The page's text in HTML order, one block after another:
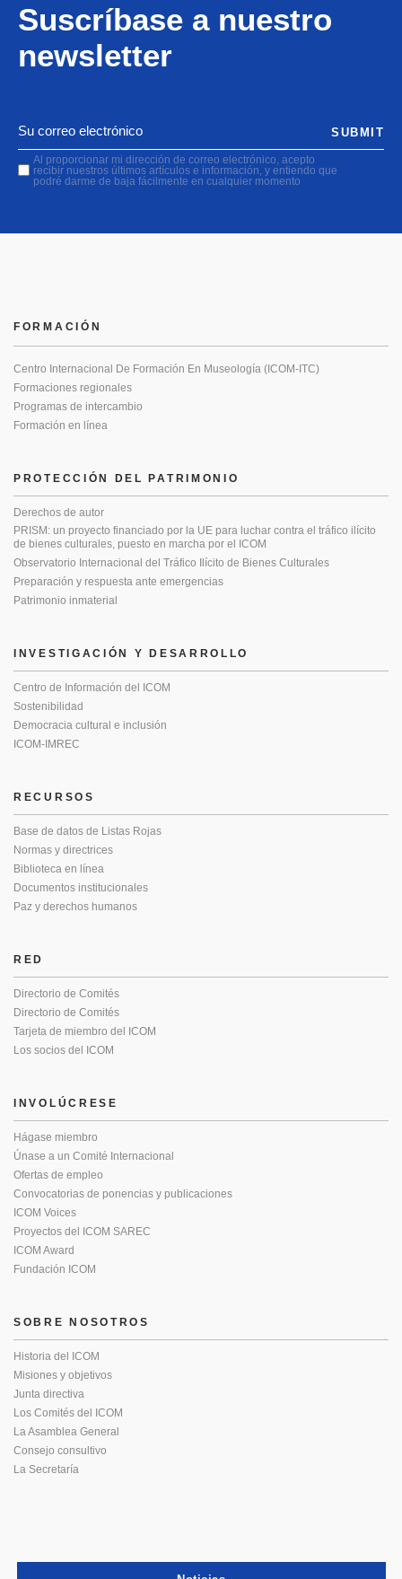
Suscríbase a nuestro
newsletter
Al proporcionar mi dirección de correo electrónico, acepto
recibir nuestros últimos artículos e información, y entiendo que
podré darme de baja fácilmente en cualquier momento
SUBMIT
PROTECCIÓN DEL PATRIMONIO
Derechos de autor
PRISM: un proyecto financiado por la UE para luchar contra el tráfico ilícito
de bienes culturales, puesto en marcha por el ICOM
Observatorio Internacional del Tráfico Ilícito de Bienes Culturales
Preparación y respuesta ante emergencias
Patrimonio inmaterial
FORMACIÓN
Centro Internacional De Formación En Museología (ICOM-ITC)
Formaciones regionales
Programas de intercambio
Formación en línea
INVESTIGACIÓN Y DESARROLLO
Centro de Información del ICOM
Sostenibilidad
Democracia cultural e inclusión
ICOM-IMREC
RECURSOS
Base de datos de Listas Rojas
Normas y directrices
Biblioteca en línea
Documentos institucionales
Paz y derechos humanos
RED
Directorio de Comités
Directorio de Comités
Tarjeta de miembro del ICOM
Los socios del ICOM
INVOLÚCRESE
Hágase miembro
Únase a un Comité Internacional
Ofertas de empleo
Convocatorias de ponencias y publicaciones
ICOM Voices
Proyectos del ICOM SAREC
ICOM Award
Fundación ICOM
SOBRE NOSOTROS
Historia del ICOM
Misiones y objetivos
Junta directiva
Los Comités del ICOM
La Asamblea General
Consejo consultivo
La Secretaría